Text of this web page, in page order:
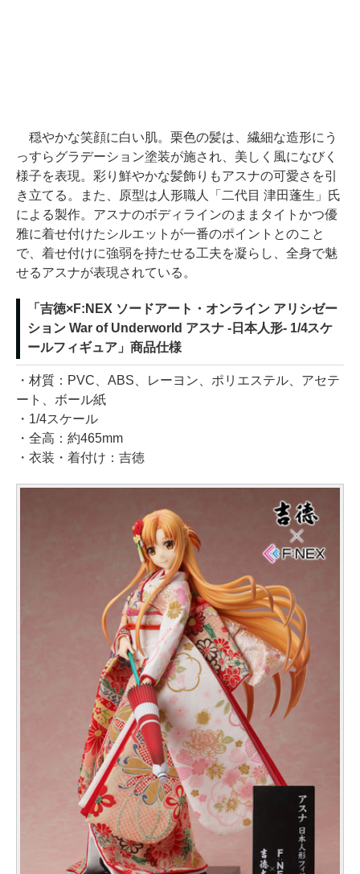
穏やかな笑顔に白い肌。栗色の髪は、繊細な造形にう
っすらグラデーション塗装が施され、美しく風になびく
様子を表現。彩り鮮やかな髪飾りもアスナの可愛さを引
き立てる。また、原型は人形職人「二代目 津田蓬生」氏
による製作。アスナのボディラインのままタイトかつ優
雅に着せ付けたシルエットが一番のポイントとのこと
で、着せ付けに強弱を持たせる工夫を凝らし、全身で魅
せるアスナが表現されている。
「吉徳×F:NEX ソードアート・オンライン アリシゼー
ション War of Underworld アスナ -日本人形- 1/4スケ
ールフィギュア」商品仕様
・材質：PVC、ABS、レーヨン、ポリエステル、アセテ
ート、ボール紙
・1/4スケール
・全高：約465mm
・衣装・着付け：吉徳